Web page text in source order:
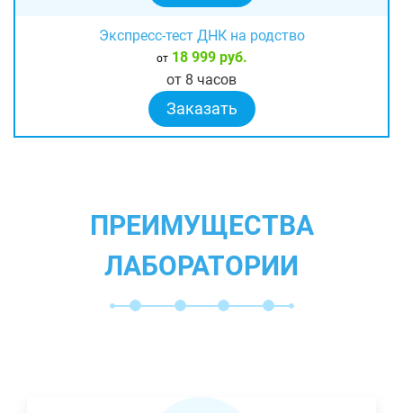
Экспресс-тест ДНК на родство
от18 999 руб.
от 8 часов
Заказать
ПРЕИМУЩЕСТВА
ЛАБОРАТОРИИ